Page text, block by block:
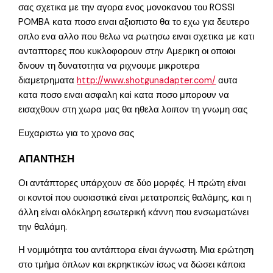
σας σχετικα με την αγορα ενος μονοκανου του ROSSI
POMBA κατα ποσο ειναι αξιοπιστο θα το εχω για δευτερο
οπλο ενα αλλο που θελω να ρωτησω ειναι σχετικα με κατι
ανταπτορες που κυκλοφορουν στην Αμερικη οι οποιοι
δινουν τη δυνατοτητα να ριχνουμε μικροτερα
διαμετρηματαhttp://www.shotgunadapter.com/ αυτα
κατα ποσο ειναι ασφαλη καi κατα ποσο μπορουν να
εισαχθουν στη χωρα μας θα ηθελα λοιπον τη γνωμη σας
Ευχαριστω για το χρονο σας
ΑΠΑΝΤΗΣΗ
Οι αντάπτορες υπάρχουν σε δύο μορφές. Η πρώτη είναι
οι κοντοί που ουσιαστικά είναι μετατροπείς θαλάμης, και η
άλλη είναι ολόκληρη εσωτερική κάννη που ενσωματώνει
την θαλάμη.
Η νομιμότητα του αντάπτορα είναι άγνωστη. Μια ερώτηση
στο τμήμα όπλων και εκρηκτικών ίσως να δώσει κάποια